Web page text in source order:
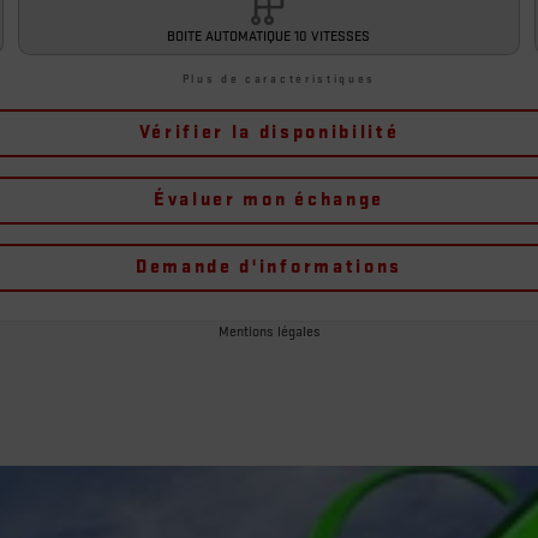
BOITE AUTOMATIQUE 10 VITESSES
Plus de caractéristiques
Vérifier la disponibilité
Évaluer mon échange
Demande d'informations
Mentions légales